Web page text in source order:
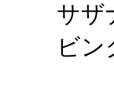
サザ
ビン